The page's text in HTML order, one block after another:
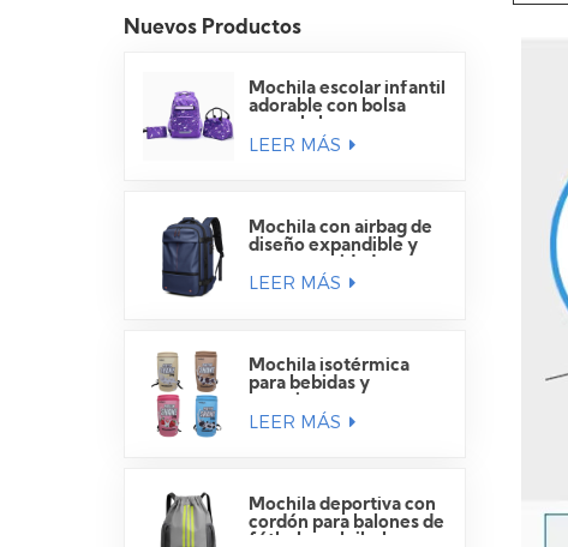
Nuevos Productos
Mochila escolar infantil
adorable con bolsa
LEER MÁS
Mochila con airbag de
diseño expandible y
viajes.
LEER MÁS
Mochila isotérmica
para bebidas y
LEER MÁS
Mochila deportiva con
cordón para balones de